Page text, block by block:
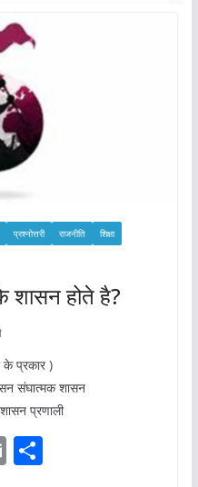
प्रश्नोत्तरी राजनीति
शिक्षा
शासन होते है?
प्रकार )
संघात्मक शासन
प्रणाली
E S